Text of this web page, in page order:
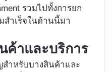
รวมไปทั้งการยก
สำเร็จในด้านนี้มา
ค้าและบริการ
ำหรับบางสินค้าและ